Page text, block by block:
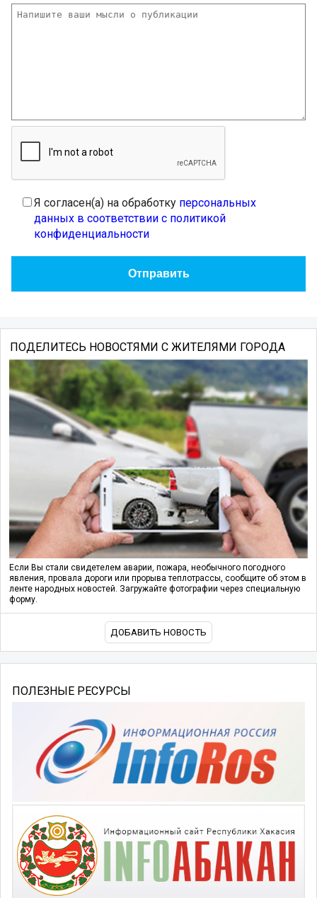
Я согласен(а) на обработку персональных
данных в соответствии с политикой
конфиденциальности
ПОДЕЛИТЕСЬ НОВОСТЯМИ С ЖИТЕЛЯМИ ГОРОДА
Если Вы стали свидетелем аварии, пожара, необычного погодного
явления, провала дороги или прорыва теплотрассы, сообщите об этом в
ленте народных новостей. Загружайте фотографии через специальную
форму.
ДОБАВИТЬ НОВОСТЬ
ПОЛЕЗНЫЕ РЕСУРСЫ